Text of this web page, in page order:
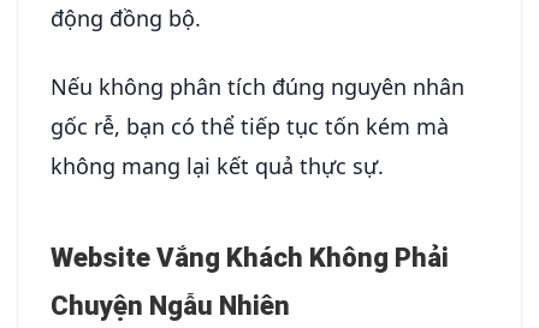
động đồng bộ.
Nếu không phân tích đúng nguyên nhân
gốc rễ, bạn có thể tiếp tục tốn kém mà
không mang lại kết quả thực sự.
Website Vắng Khách Không Phải
Chuyện Ngẫu Nhiên